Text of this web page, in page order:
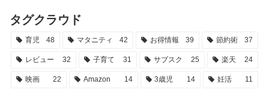
タグクラウド
育児 48 マタニティ 42 お得情報 39 節約術 37
レビュー 32 子育て 31 サブスク 25 楽天 24
映画 22 Amazon 14 3歳児 14 妊活 11